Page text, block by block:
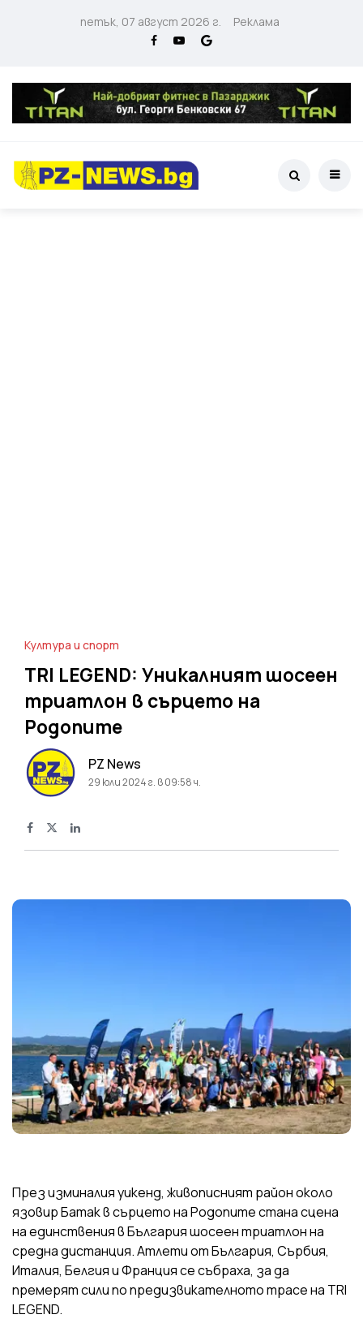
петък, 07 август 2026 г. Реклама
Култура и спорт
TRI LEGEND: Уникалният шосеен
триатлон в сърцето на
Родопите
PZ News
29 юли 2024 г. в 09:58 ч.
През изминалия уикенд, живописният район около
язовир Батак в сърцето на Родопите стана сцена
на единствения в България шосеен триатлон на
средна дистанция. Атлети от България, Сърбия,
Италия, Белгия и Франция се събраха, за да
премерят сили по предизвикателното трасе на TRI
LEGEND.